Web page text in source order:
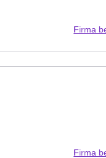
Firma
Firma